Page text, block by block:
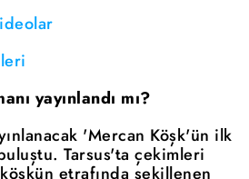
yayınlandı mı?
'Mercan Köşk'ün ilk
Tarsus'ta çekimleri
etrafında şekillenen